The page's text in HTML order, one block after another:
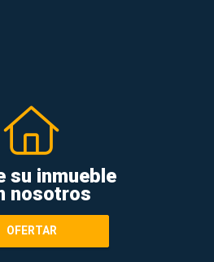
su inmueble
nosotros
OFERTAR